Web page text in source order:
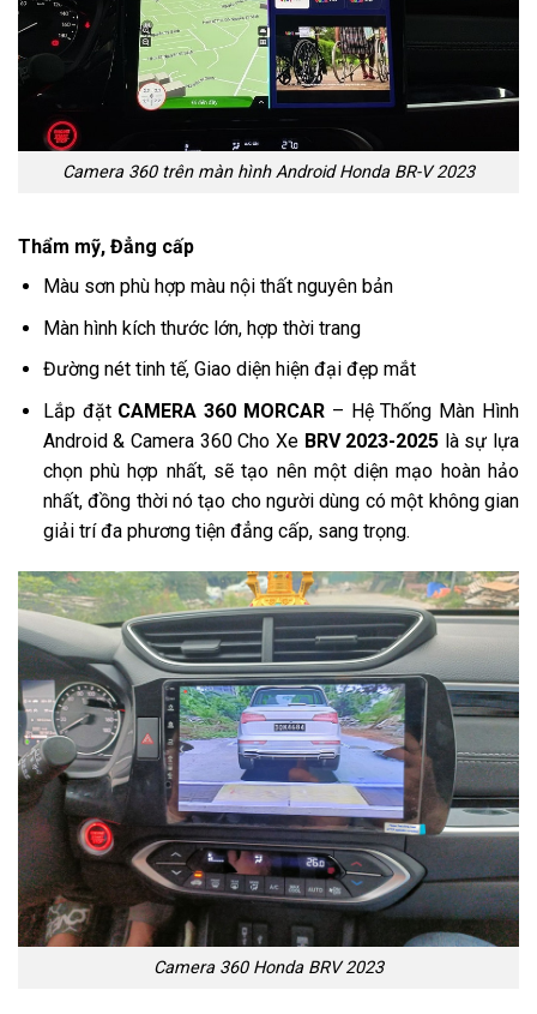
Camera 360 trên màn hình Android Honda BR-V 2023
Thẩm mỹ, Đẳng cấp
Màu sơn phù hợp màu nội thất nguyên bản
Màn hình kích thước lớn, hợp thời trang
Đường nét tinh tế, Giao diện hiện đại đẹp mắt
Lắp đặt CAMERA 360 MORCAR – Hệ Thống Màn Hình
Android & Camera 360 Cho Xe BRV 2023-2025 là sự lựa
chọn phù hợp nhất, sẽ tạo nên một diện mạo hoàn hảo
nhất, đồng thời nó tạo cho người dùng có một không gian
giải trí đa phương tiện đẳng cấp, sang trọng.
Camera 360 Honda BRV 2023